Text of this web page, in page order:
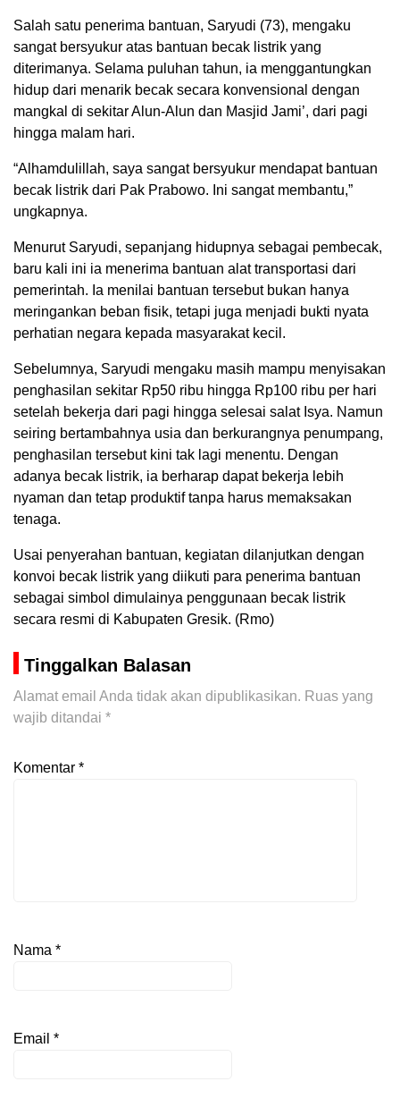
Salah satu penerima bantuan, Saryudi (73), mengaku
sangat bersyukur atas bantuan becak listrik yang
diterimanya. Selama puluhan tahun, ia menggantungkan
hidup dari menarik becak secara konvensional dengan
mangkal di sekitar Alun-Alun dan Masjid Jami’, dari pagi
hingga malam hari.
“Alhamdulillah, saya sangat bersyukur mendapat bantuan
becak listrik dari Pak Prabowo. Ini sangat membantu,”
ungkapnya.
Menurut Saryudi, sepanjang hidupnya sebagai pembecak,
baru kali ini ia menerima bantuan alat transportasi dari
pemerintah. Ia menilai bantuan tersebut bukan hanya
meringankan beban fisik, tetapi juga menjadi bukti nyata
perhatian negara kepada masyarakat kecil.
Sebelumnya, Saryudi mengaku masih mampu menyisakan
penghasilan sekitar Rp50 ribu hingga Rp100 ribu per hari
setelah bekerja dari pagi hingga selesai salat Isya. Namun
seiring bertambahnya usia dan berkurangnya penumpang,
penghasilan tersebut kini tak lagi menentu. Dengan
adanya becak listrik, ia berharap dapat bekerja lebih
nyaman dan tetap produktif tanpa harus memaksakan
tenaga.
Usai penyerahan bantuan, kegiatan dilanjutkan dengan
konvoi becak listrik yang diikuti para penerima bantuan
sebagai simbol dimulainya penggunaan becak listrik
secara resmi di Kabupaten Gresik. (Rmo)
Tinggalkan Balasan
Alamat email Anda tidak akan dipublikasikan. Ruas yang
wajib ditandai *
Komentar *
Nama *
Email *